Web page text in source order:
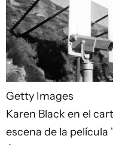
Getty Images
Karen Black en el
escena de la película